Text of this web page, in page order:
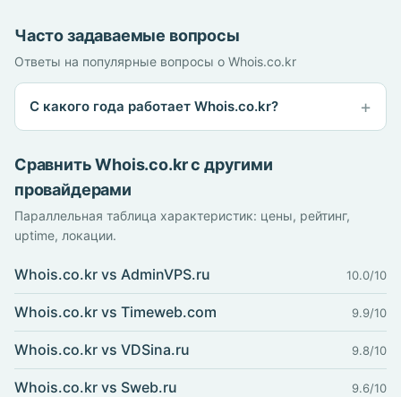
Часто задаваемые вопросы
Ответы на популярные вопросы о Whois.co.kr
С какого года работает Whois.co.kr?
Сравнить Whois.co.kr с другими
провайдерами
Параллельная таблица характеристик: цены, рейтинг,
uptime, локации.
Whois.co.kr vs AdminVPS.ru 10.0/10
Whois.co.kr vs Timeweb.com 9.9/10
Whois.co.kr vs VDSina.ru 9.8/10
Whois.co.kr vs Sweb.ru 9.6/10